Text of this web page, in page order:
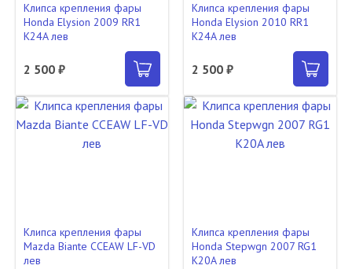
Клипса крепления фары
Honda Elysion 2009 RR1
K24A лев
2 500 ₽
Клипса крепления фары
Honda Elysion 2010 RR1
K24A лев
2 500 ₽
Клипса крепления фары
Mazda Biante CCEAW LF-VD
лев
Клипса крепления фары
Honda Stepwgn 2007 RG1
K20A лев